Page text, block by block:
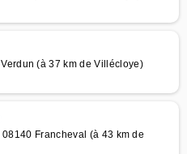
(à 37 km de Villécloye)
Francheval (à 43 km de